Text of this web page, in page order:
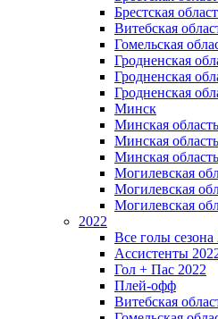
Брестская
Витебская
Гомельская
Гродненская
Гродненская
Гродненская
Минск
Минская
Минская
Минская
Могилевская
Могилевская
Могилевская
2022
Все голы сезона
Ассистенты
Гол + Пас 2022
Плей-офф
Витебская